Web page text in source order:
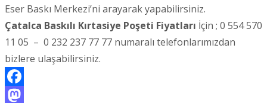
Eser Baskı Merkezi’ni arayarak yapabilirsiniz.
Çatalca Baskılı Kırtasiye Poşeti Fiyatları İçin ; 0 554 570
11 05 – 0 232 237 77 77 numaralı telefonlarımızdan
bizlere ulaşabilirsiniz.
Facebook